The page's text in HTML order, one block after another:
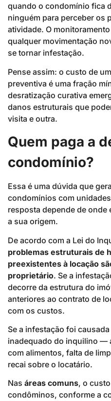
quando o condomínio fica
ninguém para perceber os
atividade. O
qualquer movimentação
se tornar infestação.
Pense assim: o custo de
preventiva é uma fração
desratização curativa
danos estruturais que
visita e outra.
Quem paga a
condomínio?
Essa é uma dúvida que
condomínios com
resposta depende de onde
a sua origem.
De acordo com a Lei do
problemas estruturais de
preexistentes à locação
proprietário. Se a
decorre da estrutura do
anteriores ao contrato de
com os custos.
Se a infestação foi
inadequado do inquilino —
com alimentos, falta de
recai sobre o locatário.
Nas áreas comuns, o
condôminos, conforme a